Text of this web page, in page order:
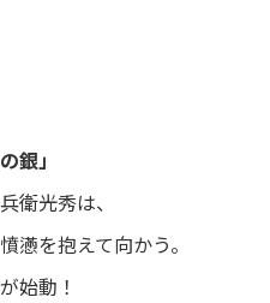
銀」
衛光秀は、
懣を抱えて向かう。
始動！